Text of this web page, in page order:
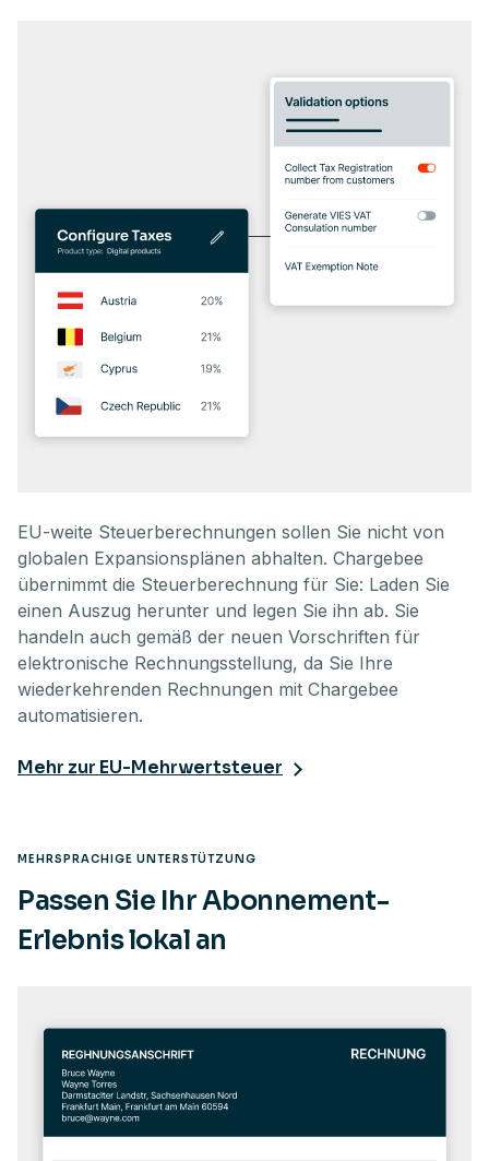
EU-weite Steuerberechnungen sollen Sie nicht von
globalen Expansionsplänen abhalten. Chargebee
übernimmt die Steuerberechnung für Sie: Laden Sie
einen Auszug herunter und legen Sie ihn ab. Sie
handeln auch gemäß der neuen Vorschriften für
elektronische Rechnungsstellung, da Sie Ihre
wiederkehrenden Rechnungen mit Chargebee
automatisieren.
Mehr zur EU-Mehrwertsteuer
MEHRSPRACHIGE UNTERSTÜTZUNG
Passen Sie Ihr Abonnement-
Erlebnis lokal an